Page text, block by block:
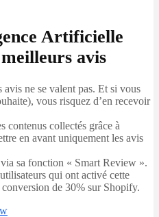
Artificielle
avis
avis ne se valent pas. Et si vous
vous risquez d’en recevoir
contenus collectés grâce à
en avant uniquement les avis
sa fonction « Smart Review ».
qui ont activé cette
de 30% sur Shopify.